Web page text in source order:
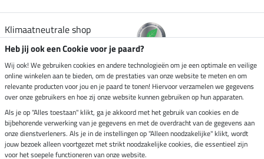
Klimaatneutrale shop
Verzending per
Veilig betalen met
Heb jij ook een Cookie voor je paard?
Wij ook! We gebruiken cookies en andere technologieën om je een optimale en veilige
online winkelen aan te bieden, om de prestaties van onze website te meten en om
relevante producten voor jou en je paard te tonen! Hiervoor verzamelen we gegevens
over onze gebruikers en hoe zij onze website kunnen gebruiken op hun apparaten.
Als je op "Alles toestaan" klikt, ga je akkoord met het gebruik van cookies en de
bijbehorende verwerking van je gegevens en met de overdracht van de gegevens aan
onze dienstverleners. Als je in de instellingen op "Alleen noodzakelijke" klikt, wordt
jouw bezoek alleen voortgezet met strikt noodzakelijke cookies, die essentieel zijn
voor het soepele functioneren van onze website.